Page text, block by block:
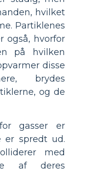
hvilket
Partiklenes
også, hvorfor
på hvilken
disse
brydes
og de
gasser er
spredt ud.
med
af deres